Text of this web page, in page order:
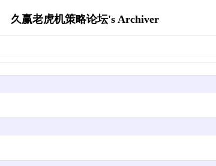
久赢老虎机策略论坛's Archiver